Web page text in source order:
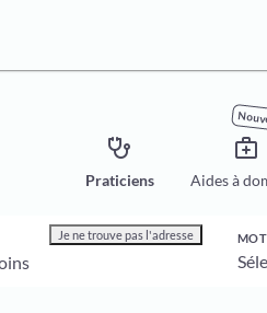
stethoscope
Praticiens
medical_services
Aides à
Je ne trouve pas l'adresse